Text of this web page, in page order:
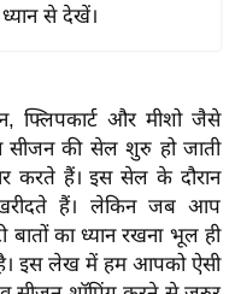
ध्यान से देखें।
फ्लिपकार्ट और मीशो जैसे
सीजन की सेल शुरु हो जाती
करते हैं। इस सेल के दौरान
हैं। लेकिन जब आप
बातों का ध्यान रखना भूल ही
है। इस लेख में हम आपको ऐसी